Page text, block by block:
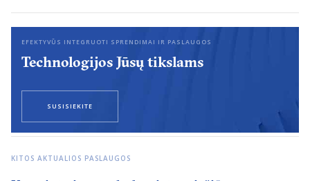
EFEKTYVŪS INTEGRUOTI SPRENDIMAI IR PASLAUGOS
Technologijos Jūsų tikslams
SUSISIEKITE
KITOS AKTUALIOS PASLAUGOS